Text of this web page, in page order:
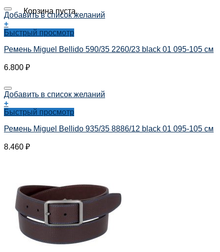
Корзина пуста.
Добавить в список желаний
+
Быстрый просмотр
Ремень Miguel Bellido 590/35 2260/23 black 01 095-105 см
6.800 ₽
Добавить в список желаний
+
Быстрый просмотр
Ремень Miguel Bellido 935/35 8886/12 black 01 095-105 см
8.460 ₽